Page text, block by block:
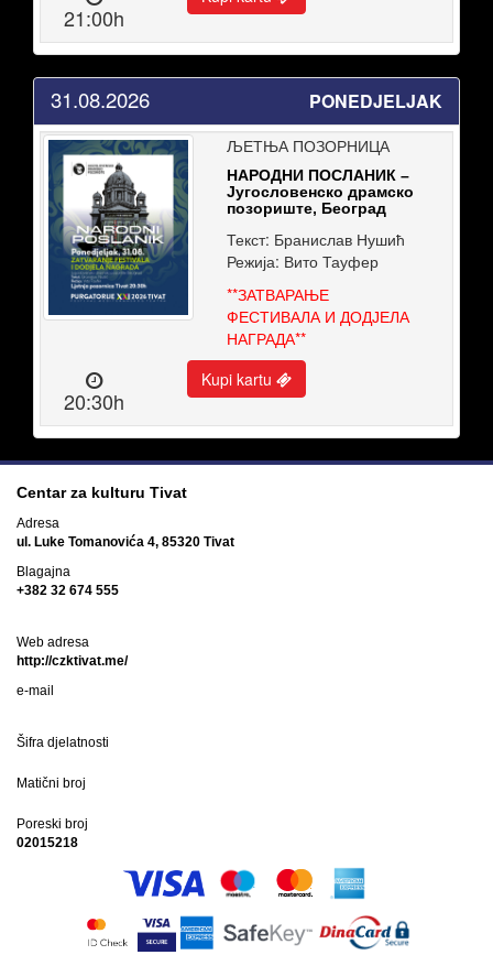
21:00h
31.08.2026 PONEDJELJAK
ЉЕТЊА ПОЗОРНИЦА
НАРОДНИ ПОСЛАНИК –
Југословенско драмско
позориште, Београд
Текст: Бранислав Нушић
Режија: Вито Тауфер
**ЗАТВАРАЊЕ
ФЕСТИВАЛА И ДОДЈЕЛА
НАГРАДА**
20:30h
Kupi kartu
Centar za kulturu Tivat
Adresa
ul. Luke Tomanovića 4, 85320 Tivat
Blagajna
+382 32 674 555
Web adresa
http://czktivat.me/
e-mail
Šifra djelatnosti
Matični broj
Poreski broj
02015218